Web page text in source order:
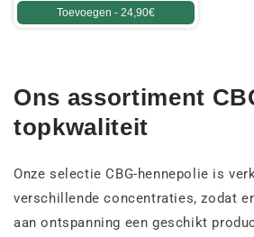
Toevoegen - 24,90€
Ons assortiment
topkwaliteit
Onze selectie CBG-hennepolie is
verschillende concentraties, zodat
aan ontspanning een geschikt